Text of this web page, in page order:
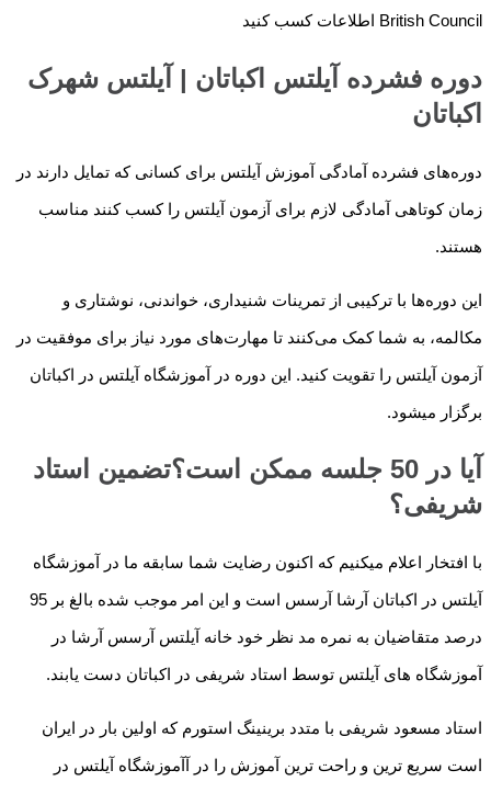
British Council اطلاعات کسب کنید
دوره فشرده آیلتس اکباتان | آیلتس شهرک
اکباتان
دوره‌های فشرده آمادگی آموزش آیلتس برای کسانی که تمایل دارند در
زمان کوتاهی آمادگی لازم برای آزمون آیلتس را کسب کنند مناسب
هستند.
این دوره‌ها با ترکیبی از تمرینات شنیداری، خواندنی، نوشتاری و
مکالمه، به شما کمک می‌کنند تا مهارت‌های مورد نیاز برای موفقیت در
آزمون آیلتس را تقویت کنید. این دوره در آموزشگاه آیلتس در اکباتان
برگزار میشود.
آیا در 50 جلسه ممکن است؟تضمین استاد
شریفی؟
با افتخار اعلام میکنیم که اکنون رضایت شما سابقه ما در آموزشگاه
آیلتس در اکباتان آرشا آرسس است و این امر موجب شده بالغ بر 95
درصد متقاضیان به نمره مد نظر خود خانه آیلتس آرسس آرشا در
آموزشگاه های آیلتس توسط استاد شریفی در اکباتان دست یابند.
استاد مسعود شریفی با متدد برینینگ استورم که اولین بار در ایران
است سریع ترین و راحت ترین آموزش را در آآموزشگاه آیلتس در